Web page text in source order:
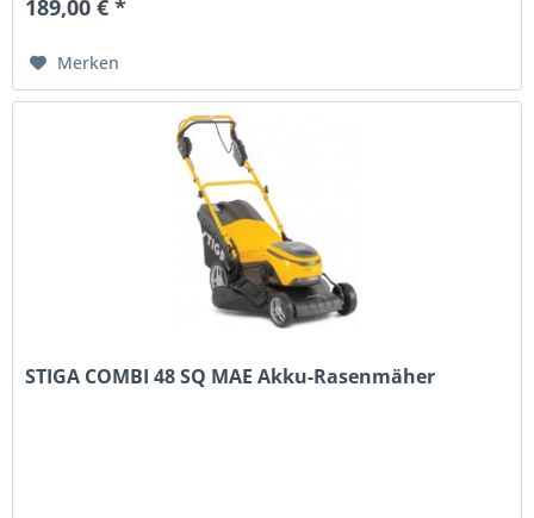
189,00 € *
Merken
STIGA COMBI 48 SQ MAE Akku-Rasenmäher